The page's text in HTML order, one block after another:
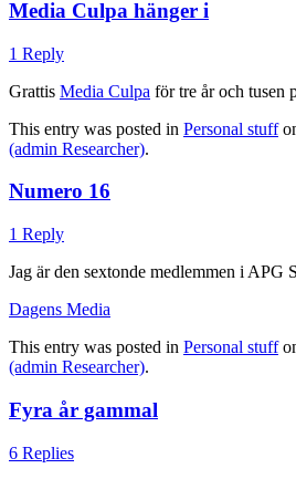
Media Culpa hänger i
1 Reply
Grattis Media Culpa för tre år och tusen
This entry was posted in Personal stuff
(admin Researcher).
Numero 16
1 Reply
Jag är den sextonde medlemmen i APG
Dagens Media
This entry was posted in Personal stuff
(admin Researcher).
Fyra år gammal
6 Replies